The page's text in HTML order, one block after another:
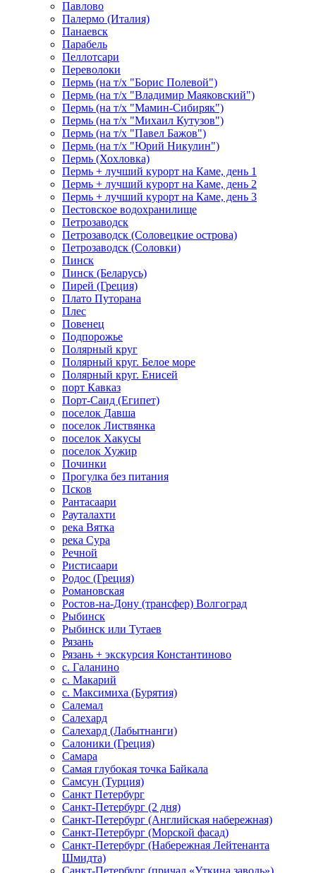
Павлово
Палермо (Италия)
Панаевск
Парабель
Пеллотсари
Переволоки
Пермь (на т/х "Борис Полевой")
Пермь (на т/х "Владимир Маяковский")
Пермь (на т/х "Мамин-Сибиряк")
Пермь (на т/х "Михаил Кутузов")
Пермь (на т/х "Павел Бажов")
Пермь (на т/х "Юрий Никулин")
Пермь (Хохловка)
Пермь + лучший курорт на Каме, день 1
Пермь + лучший курорт на Каме, день 2
Пермь + лучший курорт на Каме, день 3
Пестовское водохранилище
Петрозаводск
Петрозаводск (Соловецкие острова)
Петрозаводск (Соловки)
Пинск
Пинск (Беларусь)
Пирей (Греция)
Плато Путорана
Плес
Повенец
Подпорожье
Полярный круг
Полярный круг. Белое море
Полярный круг. Енисей
порт Кавказ
Порт-Саид (Египет)
поселок Давша
поселок Листвянка
поселок Хакусы
поселок Хужир
Починки
Прогулка без питания
Псков
Рантасаари
Рауталахти
река Вятка
река Сура
Речной
Ристисаари
Родос (Греция)
Романовская
Ростов-на-Дону (трансфер) Волгоград
Рыбинск
Рыбинск или Тутаев
Рязань
Рязань + экскурсия Константиново
с. Галанино
с. Макарий
с. Максимиха (Бурятия)
Салемал
Салехард
Салехард (Лабытнанги)
Салоники (Греция)
Самара
Самая глубокая точка Байкала
Самсун (Турция)
Санкт Петербург
Санкт-Петербург (2 дня)
Санкт-Петербург (Английская набережная)
Санкт-Петербург (Морской фасад)
Санкт-Петербург (Набережная Лейтенанта
Шмидта)
Санкт-Петербург (причал «Уткина заводь»)